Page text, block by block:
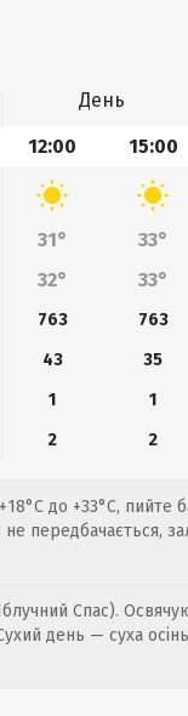
День
12:00 15:00
31° 33°
32° 33°
763 763
43 35
1 1
2 2
до +33°C, пийте
передбачається,
Спас).
день — суха